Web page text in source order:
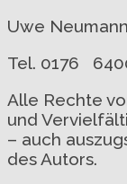
Uwe
Tel. 0176
Alle Rechte
und
– auch
des Autors.